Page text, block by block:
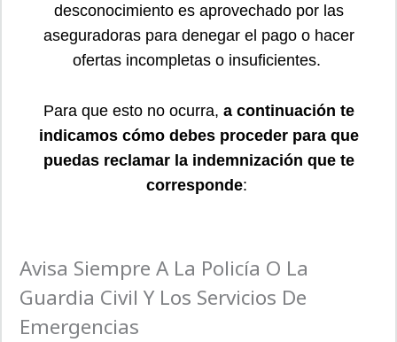
desconocimiento es aprovechado por las
aseguradoras para denegar el pago o hacer
ofertas incompletas o insuficientes.
Para que esto no ocurra, a continuación te
indicamos cómo debes proceder para que
puedas reclamar la indemnización que te
corresponde:
Avisa Siempre A La Policía O La
Guardia Civil Y Los Servicios De
Emergencias